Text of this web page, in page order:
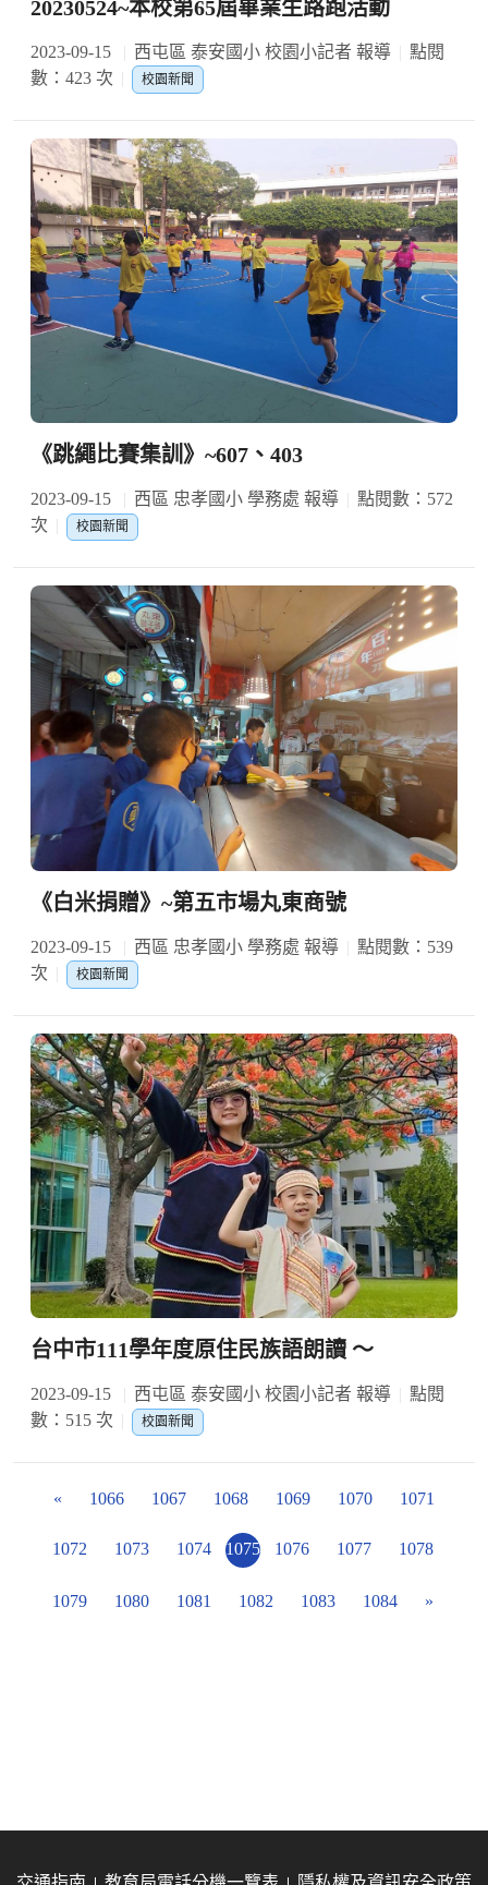
20230524~本校第65屆畢業生路跑活動
2023-09-15 西屯區 泰安國小 校園小記者 報導
點閱
數：423 次
校園新聞
《跳繩比賽集訓》~607、403
2023-09-15 西區 忠孝國小 學務處 報導
點閱數：572
次
校園新聞
《白米捐贈》~第五市場丸東商號
2023-09-15 西區 忠孝國小 學務處 報導
點閱數：539
次
校園新聞
台中市111學年度原住民族語朗讀 ～
2023-09-15 西屯區 泰安國小 校園小記者 報導
點閱
數：515 次
校園新聞
« 1066 1067 1068 1069 1070 1071
1072 1073 1074 1075 1076 1077 1078
1079 1080 1081 1082 1083 1084 »